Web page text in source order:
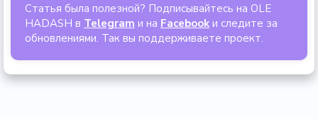
Статья была полезной? Подписывайтесь на OLE
HADASH в Telegram и на Facebook и следите за
обновлениями. Так вы поддерживаете проект.